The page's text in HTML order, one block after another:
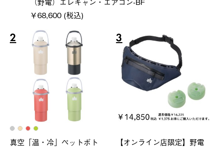
￥68,600 (税込)
2
真空「温・冷」ペットボト
3
【オンライン店限定】野電